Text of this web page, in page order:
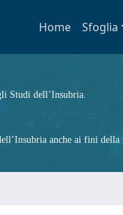
Home Sfoglia
Studi dell’Insubria.
anche ai fini della